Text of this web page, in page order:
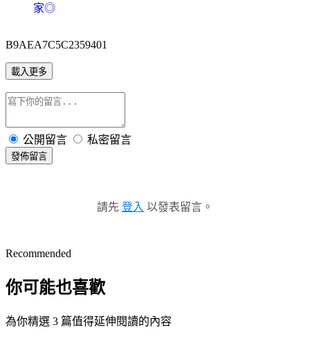
家◎
B9AEA7C5C2359401
載入更多
公開留言 私密留言
發佈留言
請先 登入 以發表留言。
Recommended
你可能也喜歡
為你精選 3 篇值得延伸閱讀的內容